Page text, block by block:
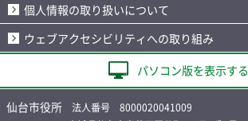
個人情報の取り扱いについて
ウェブアクセシビリティへの取り組み
パソコン版を表示する
仙台市役所 法人番号 8000020041009